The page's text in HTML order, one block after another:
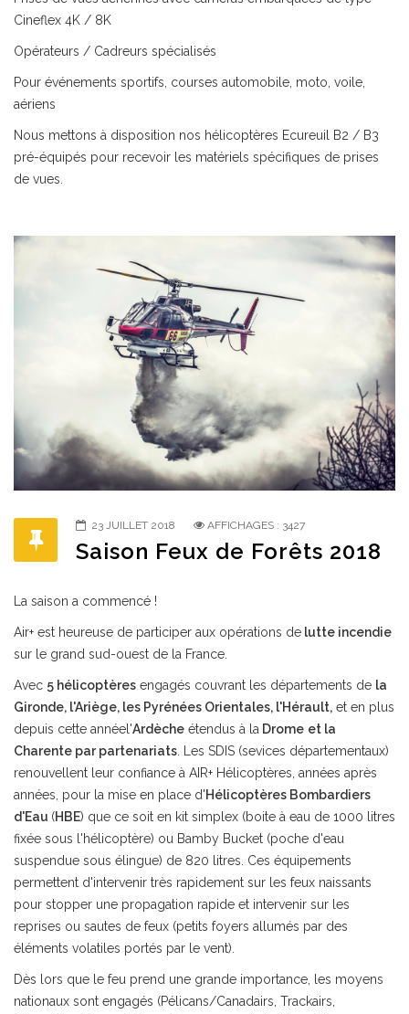
Cineflex 4K / 8K
Opérateurs / Cadreurs spécialisés
Pour événements sportifs, courses automobile, moto, voile,
aériens
Nous mettons à disposition nos hélicoptères Ecureuil B2 / B3
pré-équipés pour recevoir les matériels spécifiques de prises
de vues.
23 JUILLET 2018 AFFICHAGES : 3427
Saison Feux de Forêts 2018
La saison a commencé !
Air+ est heureuse de participer aux opérations de lutte incendie
sur le grand sud-ouest de la France.
Avec 5 hélicoptères engagés couvrant les départements de la
Gironde, l'Ariège, les Pyrénées Orientales, l'Hérault, et en plus
depuis cette annéel'Ardèche étendus à la Drome et la
Charente par partenariats . Les SDIS (sevices départementaux)
renouvellent leur confiance à AIR+ Hélicoptères, années après
années, pour la mise en place d'Hélicoptères Bombardiers
d'Eau (HBE) que ce soit en kit simplex (boite à eau de 1000 litres
fixée sous l'hélicoptère) ou Bamby Bucket (poche d'eau
suspendue sous élingue) de 820 litres. Ces équipements
permettent d'intervenir très rapidement sur les feux naissants
pour stopper une propagation rapide et intervenir sur les
reprises ou sautes de feux (petits foyers allumés par des
éléments volatiles portés par le vent).
Dès lors que le feu prend une grande importance, les moyens
nationaux sont engagés (Pélicans/Canadairs, Trackairs,